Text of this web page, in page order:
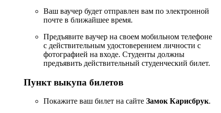
Ваш ваучер будет отправлен вам по электронной
почте в ближайшее время.
Предъявите ваучер на своем мобильном телефоне
с действительным удостоверением личности с
фотографией на входе. Студенты должны
предъявить действительный студенческий билет.
Пункт выкупа билетов
Покажите ваш билет на сайте Замок Карисбрук.